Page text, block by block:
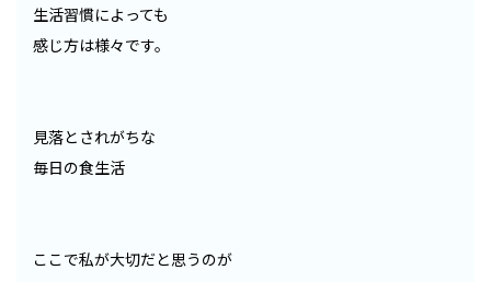
生活習慣によっても
感じ方は様々です。
見落とされがちな
毎日の食生活
ここで私が大切だと思うのが